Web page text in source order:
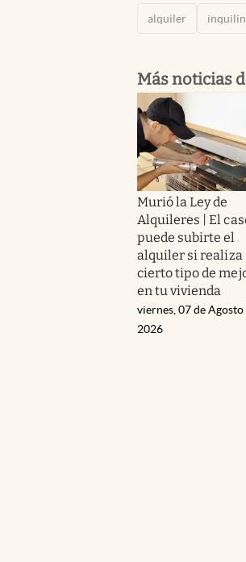
alquiler
Más noticias
Murió la Ley de
Alquileres | El
puede subirte el
alquiler si realiza
cierto tipo de
en tu vivienda
viernes, 07 de Agosto
2026